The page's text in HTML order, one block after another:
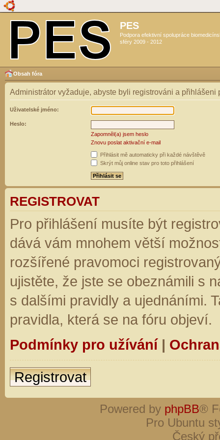
PES
Podpora efektivní spolupráce
sféry 2009 - 2012
Obsah fóra
Administrátor vyžaduje, abyste byli registrováni a přihlášeni
Uživatelské jméno:
Heslo:
Zapomněl(a) jsem heslo
Znovu poslat aktivační e-mail
Přihlásit mě automaticky při každé návštěvě
Skrýt můj online stav pro toto přihlášení
REGISTROVAT
Pro přihlášení musíte být
dává vám mnohem větší
rozšířené pravomoci
ujistěte, že jste se obeznámili s
s dalšími pravidly a ujednáními.
pravidla, která se na fóru objeví.
Podmínky pro užívání|
Registrovat
Powered by phpBB®
Pro Ubuntu
Český